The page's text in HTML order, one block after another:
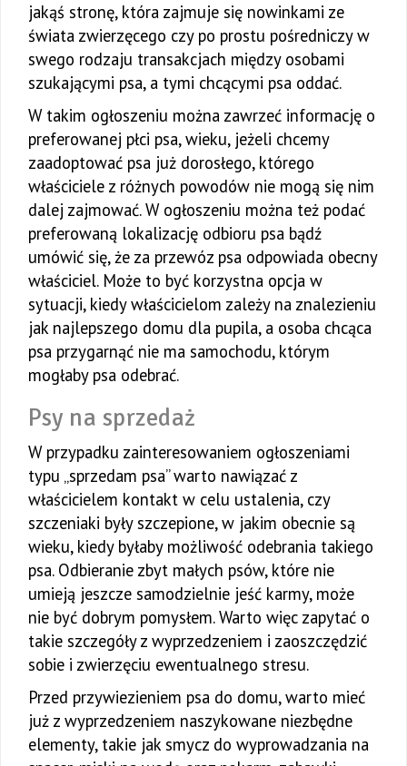
jakąś stronę, która zajmuje się nowinkami ze
świata zwierzęcego czy po prostu pośredniczy w
swego rodzaju transakcjach między osobami
szukającymi psa, a tymi chcącymi psa oddać.
W takim ogłoszeniu można zawrzeć informację o
preferowanej płci psa, wieku, jeżeli chcemy
zaadoptować psa już dorosłego, którego
właściciele z różnych powodów nie mogą się nim
dalej zajmować. W ogłoszeniu można też podać
preferowaną lokalizację odbioru psa bądź
umówić się, że za przewóz psa odpowiada obecny
właściciel. Może to być korzystna opcja w
sytuacji, kiedy właścicielom zależy na znalezieniu
jak najlepszego domu dla pupila, a osoba chcąca
psa przygarnąć nie ma samochodu, którym
mogłaby psa odebrać.
Psy na sprzedaż
W przypadku zainteresowaniem ogłoszeniami
typu „sprzedam psa” warto nawiązać z
właścicielem kontakt w celu ustalenia, czy
szczeniaki były szczepione, w jakim obecnie są
wieku, kiedy byłaby możliwość odebrania takiego
psa. Odbieranie zbyt małych psów, które nie
umieją jeszcze samodzielnie jeść karmy, może
nie być dobrym pomysłem. Warto więc zapytać o
takie szczegóły z wyprzedzeniem i zaoszczędzić
sobie i zwierzęciu ewentualnego stresu.
Przed przywiezieniem psa do domu, warto mieć
już z wyprzedzeniem naszykowane niezbędne
elementy, takie jak smycz do wyprowadzania na